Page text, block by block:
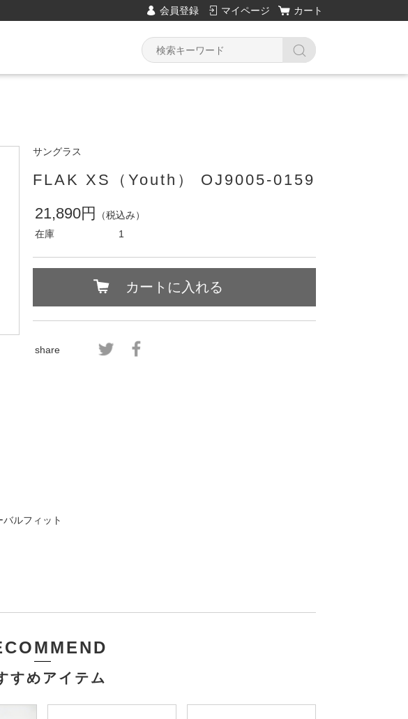
会員登録 マイページ カート
サングラス
FLAK XS（Youth） OJ9005-0159
21,890円
（税込み）
在庫
1
カートに入れる
share
ルフィット
すめアイテム